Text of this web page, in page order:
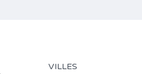
VILLES